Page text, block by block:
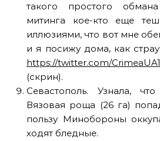
такого простого
митинга кое-кто еще
иллюзиями, что вот мне
и я посижу дома, как
https://twitter.com/
(скрин).
Севастополь. Узнала,
Вязовая роща (26 га)
пользу Минобороны
ходят бледные.